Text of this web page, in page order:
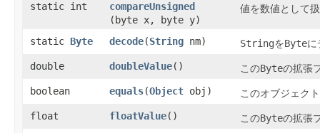
static int compareUnsigned
(byte x, byte y)
値を数値として
static Byte decode​(String nm) StringをByteに
double doubleValue​() このByteの拡張
boolean equals​(Object obj) このオブジェク
float floatValue​() このByteの拡張